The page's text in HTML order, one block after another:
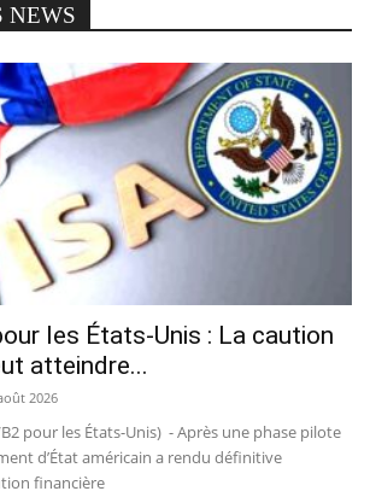
NEWS
les États-Unis : La caution
atteindre...
2026
pour les États-Unis) - Après une phase pilote
d’État américain a rendu définitive
financière